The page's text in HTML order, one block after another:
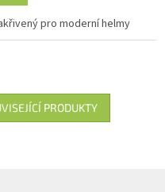
pro moderní helmy
PRODUKTY